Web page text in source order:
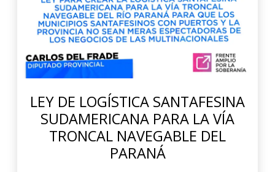
LEY DE LOGÍSTICA SANTAFESINA
SUDAMERICANA PARA LA VÍA
TRONCAL NAVEGABLE DEL
PARANÁ